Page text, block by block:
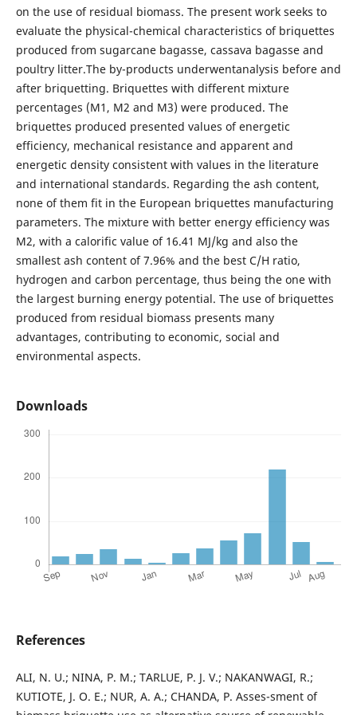
on the use of residual biomass. The present work seeks to
evaluate the physical-chemical characteristics of briquettes
produced from sugarcane bagasse, cassava bagasse and
poultry litter.The by-products underwentanalysis before and
after briquetting. Briquettes with different mixture
percentages (M1, M2 and M3) were produced. The
briquettes produced presented values of energetic
efficiency, mechanical resistance and apparent and
energetic density consistent with values in the literature
and international standards. Regarding the ash content,
none of them fit in the European briquettes manufacturing
parameters. The mixture with better energy efficiency was
M2, with a calorific value of 16.41 MJ/kg and also the
smallest ash content of 7.96% and the best C/H ratio,
hydrogen and carbon percentage, thus being the one with
the largest burning energy potential. The use of briquettes
produced from residual biomass presents many
advantages, contributing to economic, social and
environmental aspects.
Downloads
References
ALI, N. U.; NINA, P. M.; TARLUE, P. J. V.; NAKANWAGI, R.;
KUTIOTE, J. O. E.; NUR, A. A.; CHANDA, P. Asses-sment of